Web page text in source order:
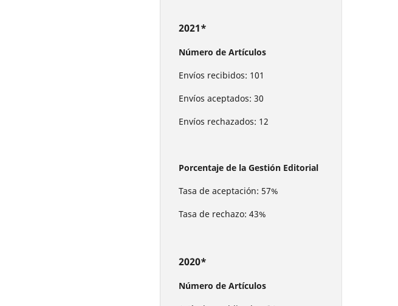
2021*
Número de Artículos
Envíos recibidos: 101
Envíos aceptados: 30
Envíos rechazados: 12
Porcentaje de la Gestión Editorial
Tasa de aceptación: 57%
Tasa de rechazo: 43%
2020*
Número de Artículos